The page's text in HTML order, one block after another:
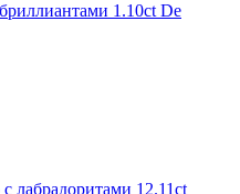
1.10ct De